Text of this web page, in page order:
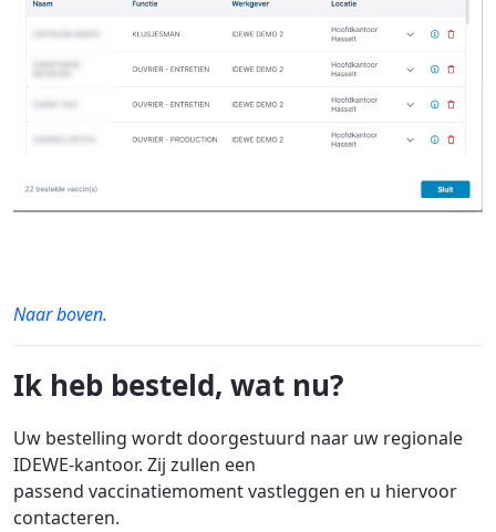
Naar boven.
Ik heb besteld, wat nu?
Uw bestelling wordt doorgestuurd naar uw regionale
IDEWE-kantoor. Zij zullen een
passend vaccinatiemoment vastleggen en u hiervoor
contacteren.